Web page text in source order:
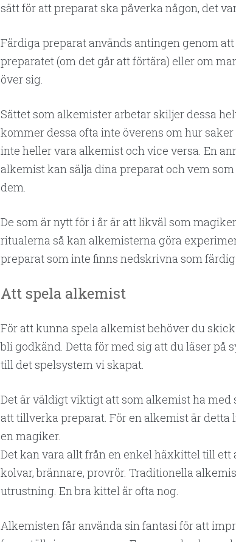
sätt för att preparat ska påverka någon, det
Färdiga preparat används antingen genom
preparatet (om det går att förtära) eller om
över sig.
Sättet som alkemister arbetar skiljer dessa
kommer dessa ofta inte överens om hur
inte heller vara alkemist och vice versa. En
alkemist kan sälja dina preparat och vem
dem.
De som är nytt för i år är att likväl som
ritualerna så kan alkemisterna göra
preparat som inte finns nedskrivna som
Att spela alkemist
För att kunna spela alkemist behöver du
bli godkänd. Detta för med sig att du läser på
till det spelsystem vi skapat.
Det är väldigt viktigt att som alkemist ha
att tillverka preparat. För en alkemist är
en magiker.
Det kan vara allt från en enkel häxkittel till
kolvar, brännare, provrör. Traditionella
utrustning. En bra kittel är ofta nog.
Alkemisten får använda sin fantasi för att